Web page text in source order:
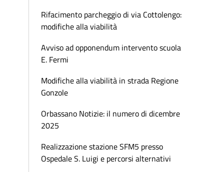
Rifacimento parcheggio di via Cottolengo:
modifiche alla viabilità
Avviso ad opponendum intervento scuola
E. Fermi
Modifiche alla viabilità in strada Regione
Gonzole
Orbassano Notizie: il numero di dicembre
2025
Realizzazione stazione SFM5 presso
Ospedale S. Luigi e percorsi alternativi